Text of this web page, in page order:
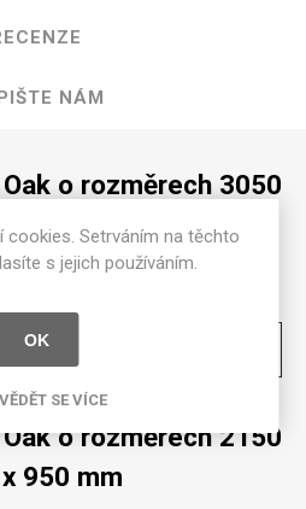
NÁM
o rozměrech 3050
1300 mm
a povrchové úpravy jsou
8
o rozměrech 2150
950 mm
cookies. Setrváním na těchto
s jejich používáním.
OK
SE VÍCE